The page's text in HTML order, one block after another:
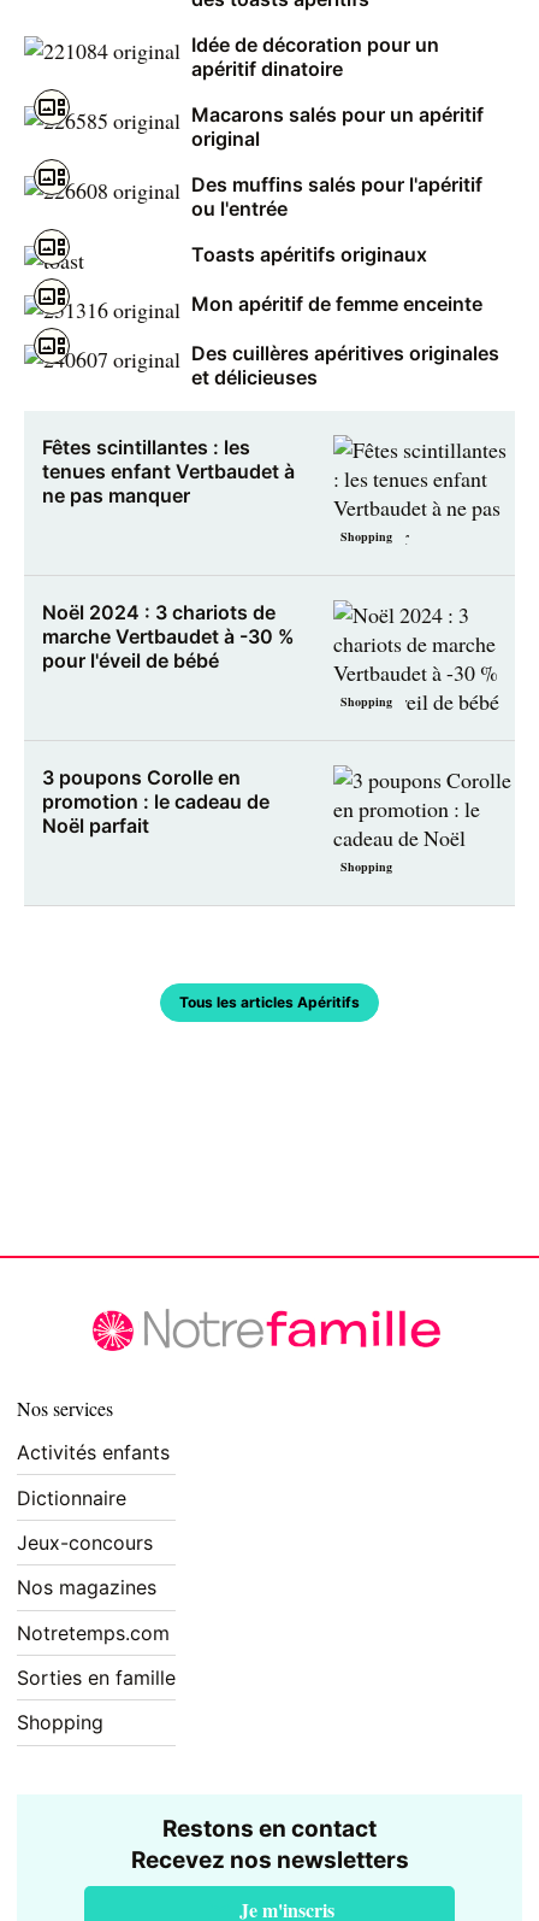
Idée de décoration pour un
apéritif dinatoire
Macarons salés pour un apéritif
original
Des muffins salés pour l'apéritif
ou l'entrée
Toasts apéritifs originaux
Mon apéritif de femme enceinte
Des cuillères apéritives originales
et délicieuses
Shopping
Fêtes scintillantes : les
tenues enfant Vertbaudet à
ne pas manquer
Shopping
Noël 2024 : 3 chariots de
marche Vertbaudet à -30 %
pour l'éveil de bébé
Shopping
3 poupons Corolle en
promotion : le cadeau de
Noël parfait
Tous les articles Apéritifs
Nos services
Activités enfants
Dictionnaire
Jeux-concours
Nos magazines
Notretemps.com
Sorties en famille
Shopping
Restons en contact
Recevez nos newsletters
Je m'inscris